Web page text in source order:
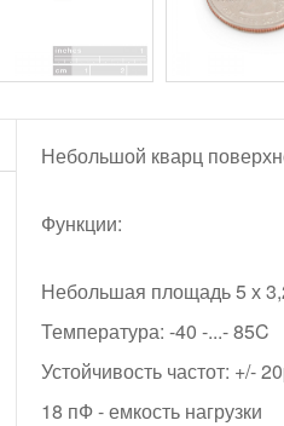
Небольшой кварц
Функции:
Небольшая площадь 5 х
Температура: -40 -...- 85C
Устойчивость частот: +/-
18 пФ - емкость нагрузки